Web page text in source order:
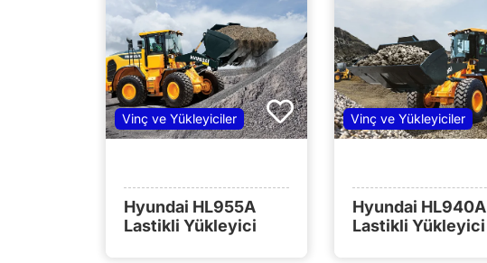
Vinç ve Yükleyiciler
Hyundai HL955A
Lastikli Yükleyici
Vinç ve Yükleyiciler
Hyundai HL940A
Lastikli Yükleyici